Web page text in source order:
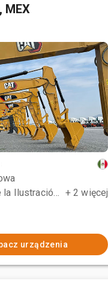
MEX
Polotitlán de la Ilustración, MEX + 2 więcej
urządzenia